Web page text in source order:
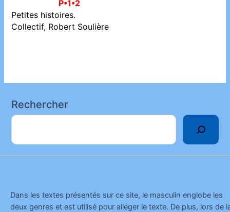
P•1•2
Petites histoires.
Collectif, Robert Soulière
Rechercher
Dans les textes présentés sur ce site, le masculin englobe les
deux genres et est utilisé pour alléger le texte. De plus, lors de